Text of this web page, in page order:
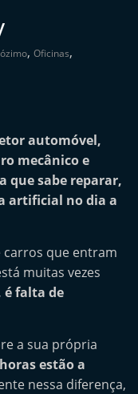
, Oficinas,
automóvel,
mecânico e
que sabe reparar,
artificial no dia a
carros que entram
muitas vezes
é falta de
a sua própria
estão a
nessa diferença,